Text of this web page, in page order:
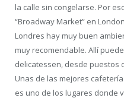
la calle sin congelarse. Por
“Broadway Market” en
Londres hay muy buen
muy recomendable. Allí
delicatessen, desde puestos
Unas de las mejores
es uno de los lugares donde